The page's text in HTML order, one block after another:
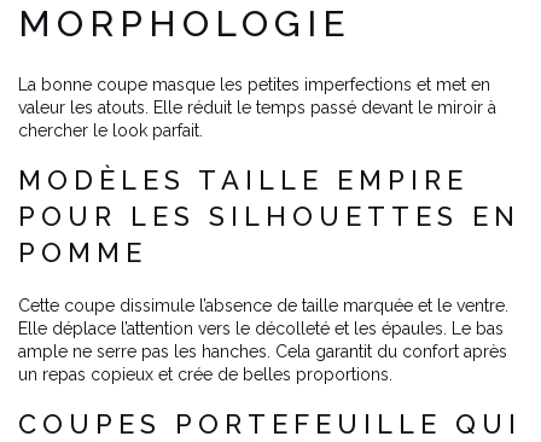
MORPHOLOGIE
La bonne coupe masque les petites imperfections et met en
valeur les atouts. Elle réduit le temps passé devant le miroir à
chercher le look parfait.
MODÈLES TAILLE EMPIRE
POUR LES SILHOUETTES EN
POMME
Cette coupe dissimule l’absence de taille marquée et le ventre.
Elle déplace l’attention vers le décolleté et les épaules. Le bas
ample ne serre pas les hanches. Cela garantit du confort après
un repas copieux et crée de belles proportions.
COUPES PORTEFEUILLE QUI